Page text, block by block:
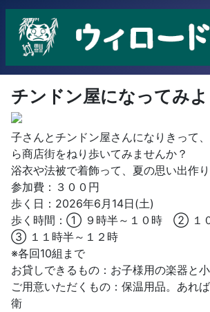
チンドン屋になってみよ
子さんとチンドン屋さんになりきって
ら商店街をねり歩いてみませんか？
浴衣や法被で着飾って、夏の思い出作
参加費：３００円
歩く日：2026年6月14日(土)
歩く時間：① ９時半～１０時 ② １
③ １１時半～１２時
※各回10組まで
お貸しできるもの：お子様用の楽器と
ご用意いただくもの：保温用品。あれ
衛